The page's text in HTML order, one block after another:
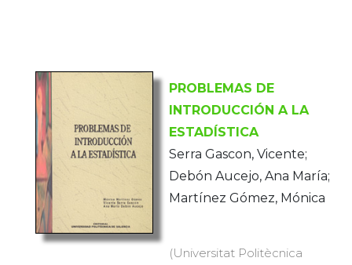
PROBLEMAS DE
INTRODUCCIÓN A LA
ESTADÍSTICA
Serra Gascon, Vicente;
Debón Aucejo, Ana María;
Martínez Gómez, Mónica
(Universitat Politècnica